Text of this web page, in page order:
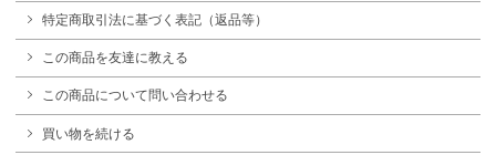
特定商取引法に基づく表記（返品等）
この商品を友達に教える
この商品について問い合わせる
買い物を続ける